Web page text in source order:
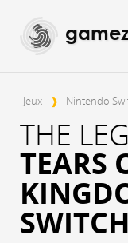
Jeux ❱ Nintendo
THE
TEARS